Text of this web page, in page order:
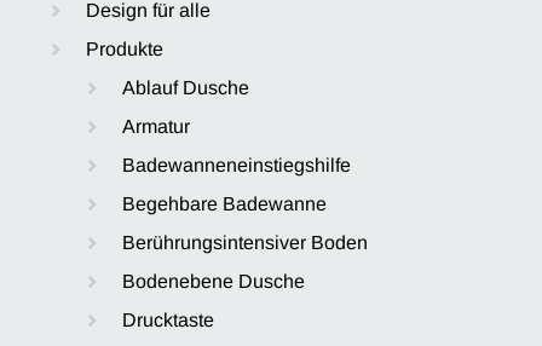
Design für alle
Produkte
Ablauf Dusche
Armatur
Badewanneneinstiegshilfe
Begehbare Badewanne
Berührungsintensiver Boden
Bodenebene Dusche
Drucktaste